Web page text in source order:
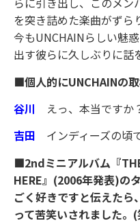
を突き詰めた楽曲がずら
今もUNCHAINらしい魅
出す彼らに久しぶりに話
■個人的にUNCHAINの取
谷川 えっ、本当ですか
吉田 インディーズの頃
■2ndミニアルバム『
HERE』(2006年発表)の
ごく好きですと伝えたら
って苦笑いされました。